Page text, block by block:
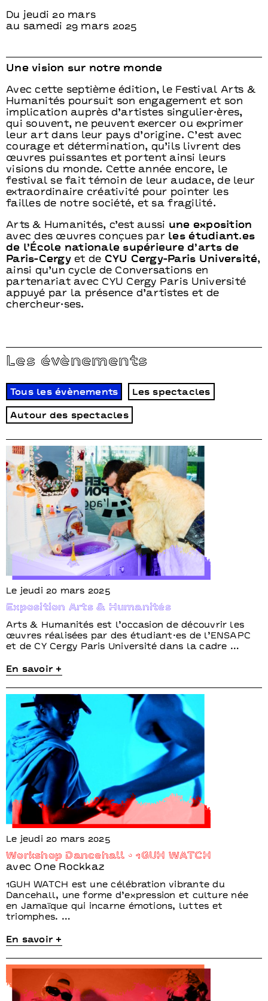
Du jeudi 20 mars
au samedi 29 mars 2025
Une vision sur notre monde
Avec cette septième édition, le Festival Arts &
Humanités poursuit son engagement et son
implication auprès d’artistes singulier·ères,
qui souvent, ne peuvent exercer ou exprimer
leur art dans leur pays d’origine. C’est avec
courage et détermination, qu’ils livrent des
œuvres puissantes et portent ainsi leurs
visions du monde. Cette année encore, le
festival se fait témoin de leur audace, de leur
extraordinaire créativité pour pointer les
failles de notre société, et sa fragilité.
Arts & Humanités, c’est aussi une exposition
avec des œuvres conçues par les étudiant.es
de l’École nationale supérieure d’arts de
Paris-Cergyet de CYU Cergy-Paris Université,
ainsi qu’un cycle de Conversations en
partenariat avec CYU Cergy Paris Université
appuyé par la présence d’artistes et de
chercheur·ses.
Les évènements
Tous les évènements Les spectacles
Autour des spectacles
Le jeudi 20 mars 2025
Exposition Arts & Humanités
Arts & Humanités est l’occasion de découvrir les
œuvres réalisées par des étudiant·es de l’ENSAPC
et de CY Cergy Paris Université dans la cadre …
En savoir +
Le jeudi 20 mars 2025
Workshop Dancehall • 1GUH WATCH
avec One Rockkaz
1GUH WATCH est une célébration vibrante du
Dancehall, une forme d’expression et culture née
en Jamaïque qui incarne émotions, luttes et
triomphes. …
En savoir +